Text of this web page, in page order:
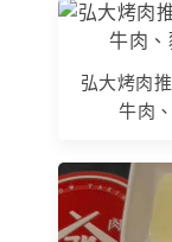
弘大烤肉
牛肉